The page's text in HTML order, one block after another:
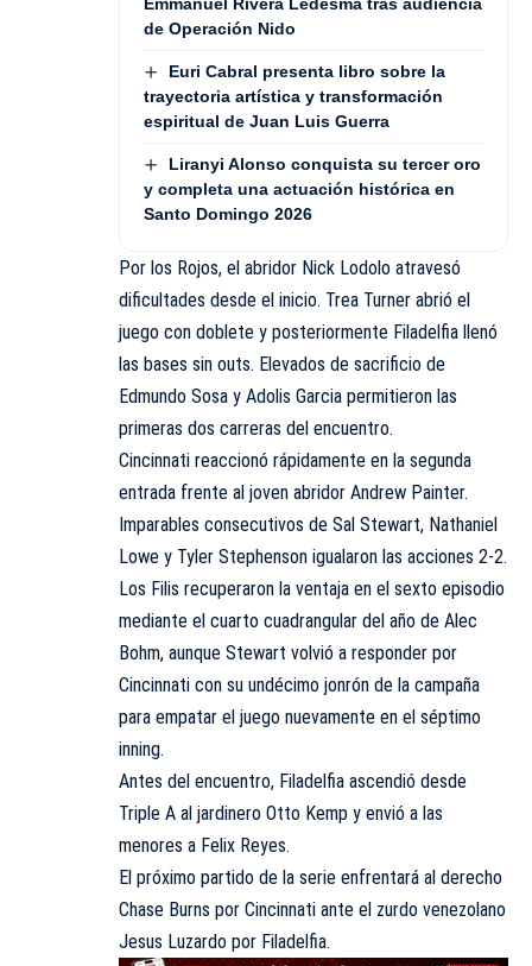
de Operación Nido
Euri Cabral presenta libro sobre la
trayectoria artística y transformación
espiritual de Juan Luis Guerra
Liranyi Alonso conquista su tercer oro
y completa una actuación histórica en
Santo Domingo 2026
Por los Rojos, el abridor Nick Lodolo atravesó
dificultades desde el inicio. Trea Turner abrió el
juego con doblete y posteriormente Filadelfia llenó
las bases sin outs. Elevados de sacrificio de
Edmundo Sosa y Adolis Garcia permitieron las
primeras dos carreras del encuentro.
Cincinnati reaccionó rápidamente en la segunda
entrada frente al joven abridor Andrew Painter.
Imparables consecutivos de Sal Stewart, Nathaniel
Lowe y Tyler Stephenson igualaron las acciones 2-2.
Los Filis recuperaron la ventaja en el sexto episodio
mediante el cuarto cuadrangular del año de Alec
Bohm, aunque Stewart volvió a responder por
Cincinnati con su undécimo jonrón de la campaña
para empatar el juego nuevamente en el séptimo
inning.
Antes del encuentro, Filadelfia ascendió desde
Triple A al jardinero Otto Kemp y envió a las
menores a Felix Reyes.
El próximo partido de la serie enfrentará al derecho
Chase Burns por Cincinnati ante el zurdo venezolano
Jesus Luzardo por Filadelfia.